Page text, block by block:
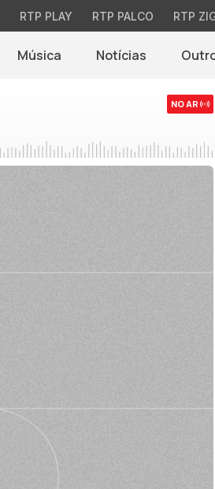
RTP PLAY RTP PALCO RTP
Música Notícias(abre em nova
NO AR